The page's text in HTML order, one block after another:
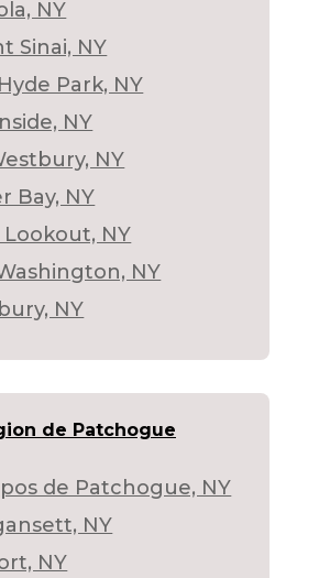
NY
Sinai, NY
Park, NY
NY
NY
Bay, NY
NY
NY
NY
de Patchogue
de Patchogue, NY
NY
NY